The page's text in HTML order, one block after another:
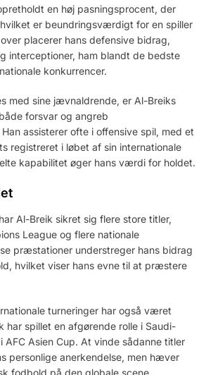
en høj pasningsprocent, der
er beundringsværdigt for en spiller
placerer hans defensive bidrag,
interceptioner, ham blandt de bedste
konkurrencer.
med sine jævnaldrende, er Al-Breiks
forsvar og angreb
assisterer ofte i offensive spil, med et
registreret i løbet af sin internationale
kapabilitet øger hans værdi for holdet.
Al-Breik sikret sig flere store titler,
League og flere nationale
præstationer understreger hans bidrag
hvilket viser hans evne til at præstere
turneringer har også været
har spillet en afgørende rolle i Saudi-
AFC Asien Cup. At vinde sådanne titler
personlige anerkendelse, men hæver
fodbold på den globale scene.